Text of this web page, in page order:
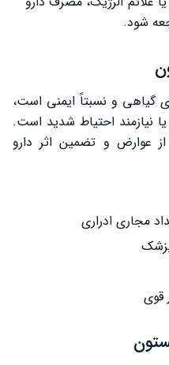
شود.
گیاهی و نسبتاً ایمنی است،
نیازمند احتیاط شدید است.
عوارض و تضمین اثر دارو
مجاری ادراری
قوی